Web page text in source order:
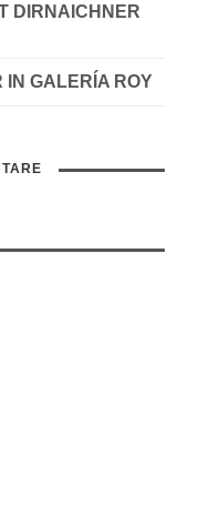
DIRNAICHNER
IN GALERÍA ROY